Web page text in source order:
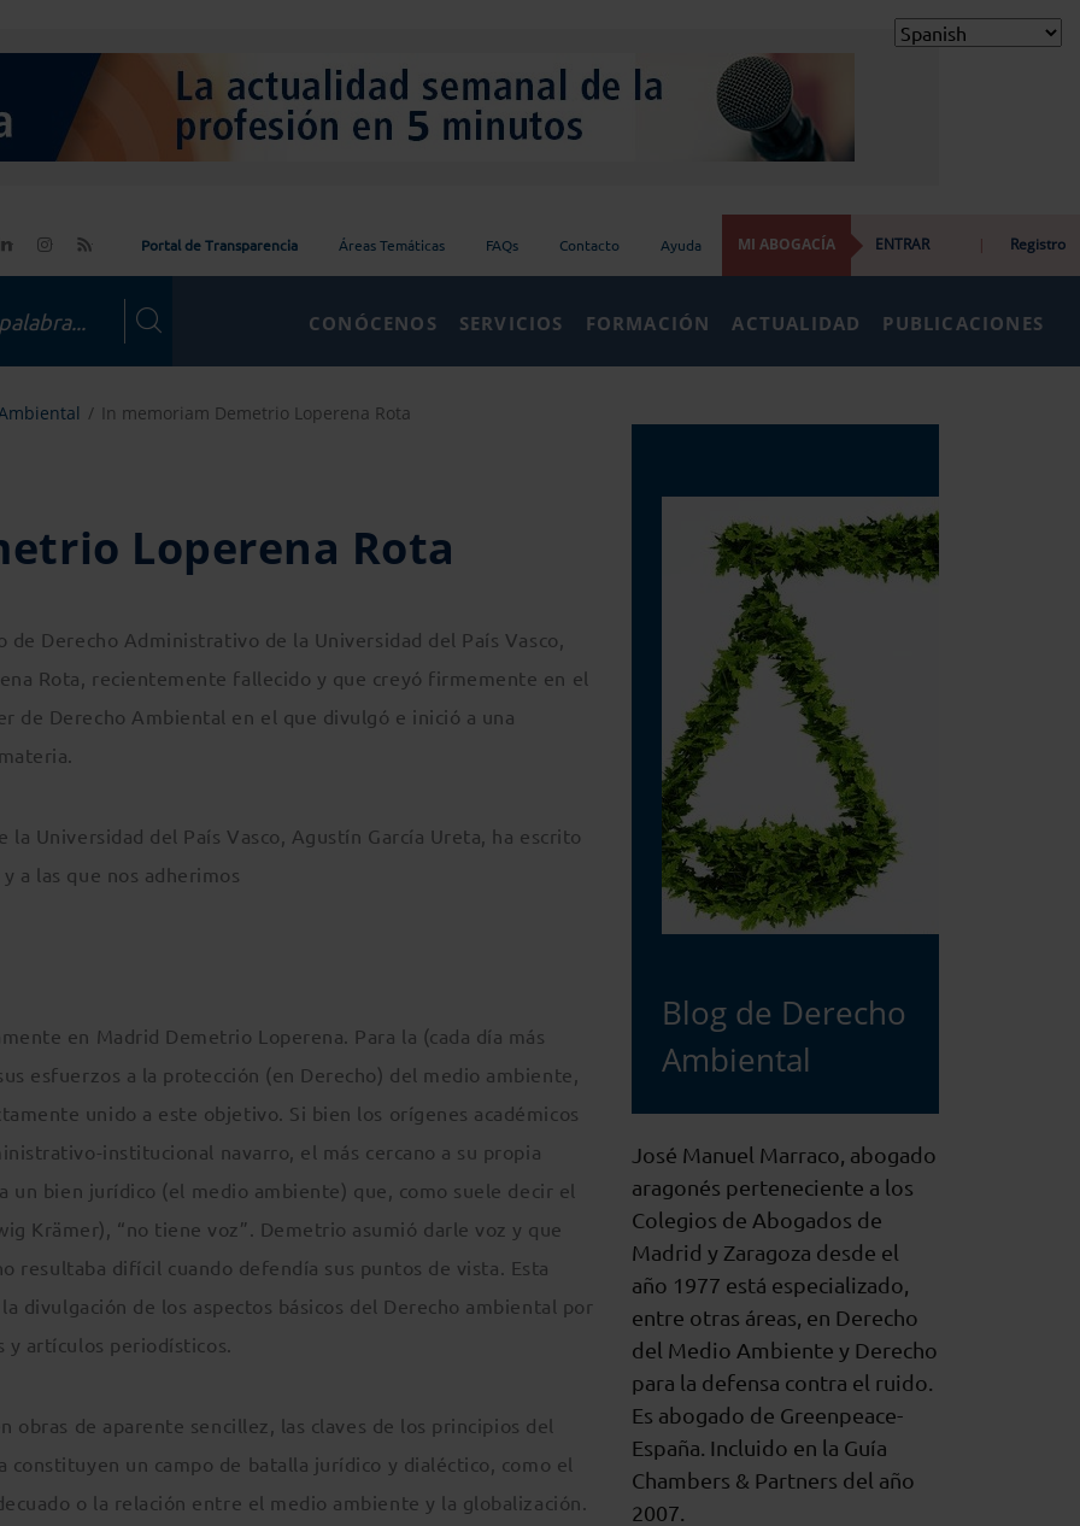
Portal de Transparencia Áreas Temáticas FAQs Contacto Ayuda MI ABOGACÍA ENTRAR | Registro
CONÓCENOS SERVICIOS FORMACIÓN ACTUALIDAD PUBLICACIONES
In memoriam Demetrio Loperena Rota
Loperena Rota
Derecho Administrativo de la Universidad del País Vasco,
Rota, recientemente fallecido y que creyó firmemente en el
de Derecho Ambiental en el que divulgó e inició a una
Universidad del País Vasco, Agustín García Ureta, ha escrito
a las que nos adherimos
en Madrid Demetrio Loperena. Para la (cada día más
esfuerzos a la protección (en Derecho) del medio ambiente,
unido a este objetivo. Si bien los orígenes académicos
institucional navarro, el más cercano a su propia
un bien jurídico (el medio ambiente) que, como suele decir el
Krämer), “no tiene voz”. Demetrio asumió darle voz y que
resultaba difícil cuando defendía sus puntos de vista. Esta
divulgación de los aspectos básicos del Derecho ambiental por
y artículos periodísticos.
obras de aparente sencillez, las claves de los principios del
constituyen un campo de batalla jurídico y dialéctico, como el
o la relación entre el medio ambiente y la globalización.
Blog de Derecho
Ambiental
José Manuel Marraco, abogado
aragonés perteneciente a los
Colegios de Abogados de
Madrid y Zaragoza desde el
año 1977 está especializado,
entre otras áreas, en Derecho
del Medio Ambiente y Derecho
para la defensa contra el ruido.
Es abogado de Greenpeace-
España. Incluido en la Guía
Chambers & Partners del año
2007.